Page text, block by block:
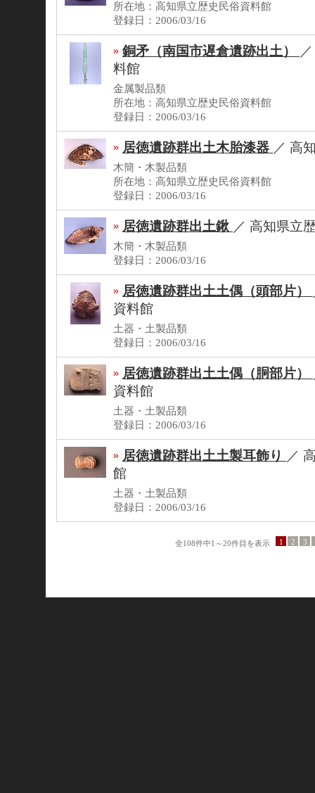
所在地：高知県立歴史民俗資料館
登録日：2006/03/16
銅矛（南国市遅倉遺跡出土）
料館
金属製品類
所在地：高知県立歴史民俗資料館
登録日：2006/03/16
居徳遺跡群出土木胎漆器 ／ 高
木簡・木製品類
所在地：高知県立歴史民俗資料館
登録日：2006/03/16
居徳遺跡群出土鍬 ／ 高知県立
木簡・木製品類
登録日：2006/03/16
居徳遺跡群出土土偶（頭部片）
資料館
土器・土製品類
登録日：2006/03/16
居徳遺跡群出土土偶（胴部片）
資料館
土器・土製品類
登録日：2006/03/16
居徳遺跡群出土土製耳飾り ／
館
土器・土製品類
登録日：2006/03/16
全108件中1～20件目を表示 1 2 3